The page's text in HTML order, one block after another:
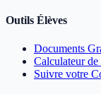
Outils Élèves
Documents
Calculateur
Suivre votre